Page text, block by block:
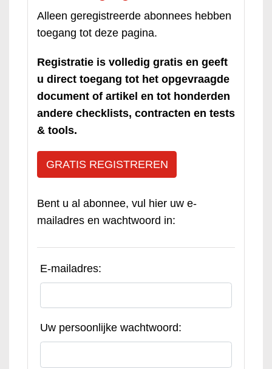
Alleen geregistreerde abonnees hebben
toegang tot deze pagina.
Registratie is volledig gratis en geeft
u direct toegang tot het opgevraagde
document of artikel en tot honderden
andere checklists, contracten en tests
& tools.
GRATIS REGISTREREN
Bent u al abonnee, vul hier uw e-
mailadres en wachtwoord in:
E-mailadres:
Uw persoonlijke wachtwoord: